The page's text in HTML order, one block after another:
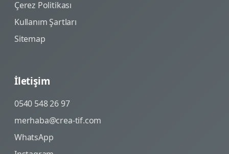
Çerez Politikası
Kullanım Şartları
Sitemap
İletişim
0540 548 26 97
merhaba@crea-tif.com
WhatsApp